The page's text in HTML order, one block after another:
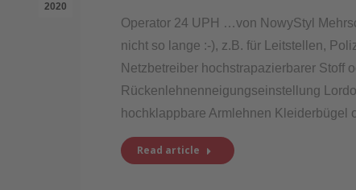
2020
Operator 24 UPH …von NowyStyl
nicht so lange :-), z.B. für Leitstellen,
Netzbetreiber hochstrapazierbarer Stoff
Rückenlehnenneigungseinstellung
hochklappbare Armlehnen Kleiderbügel
Read article